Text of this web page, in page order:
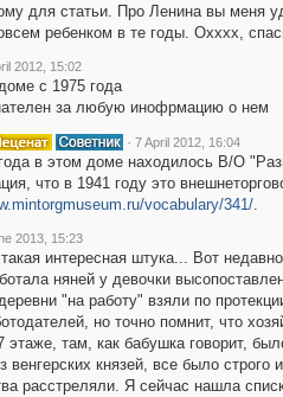
для статьи. Про Ленина вы меня
ребенком в те годы. Охххх,
2012, 15:02
с 1975 года
за любую инофрмацию о нем
· 7 April 2012, 16:04
в этом доме находилось В/О
что в 1941 году это
vocabulary/341/.
2013, 15:23
интересная штука... Вот
няней у девочки
"на работу" взяли по
но точно помнит, что
этаже, там, как бабушка говорит,
венгерских князей, все было
расстреляли. Я сейчас нашла